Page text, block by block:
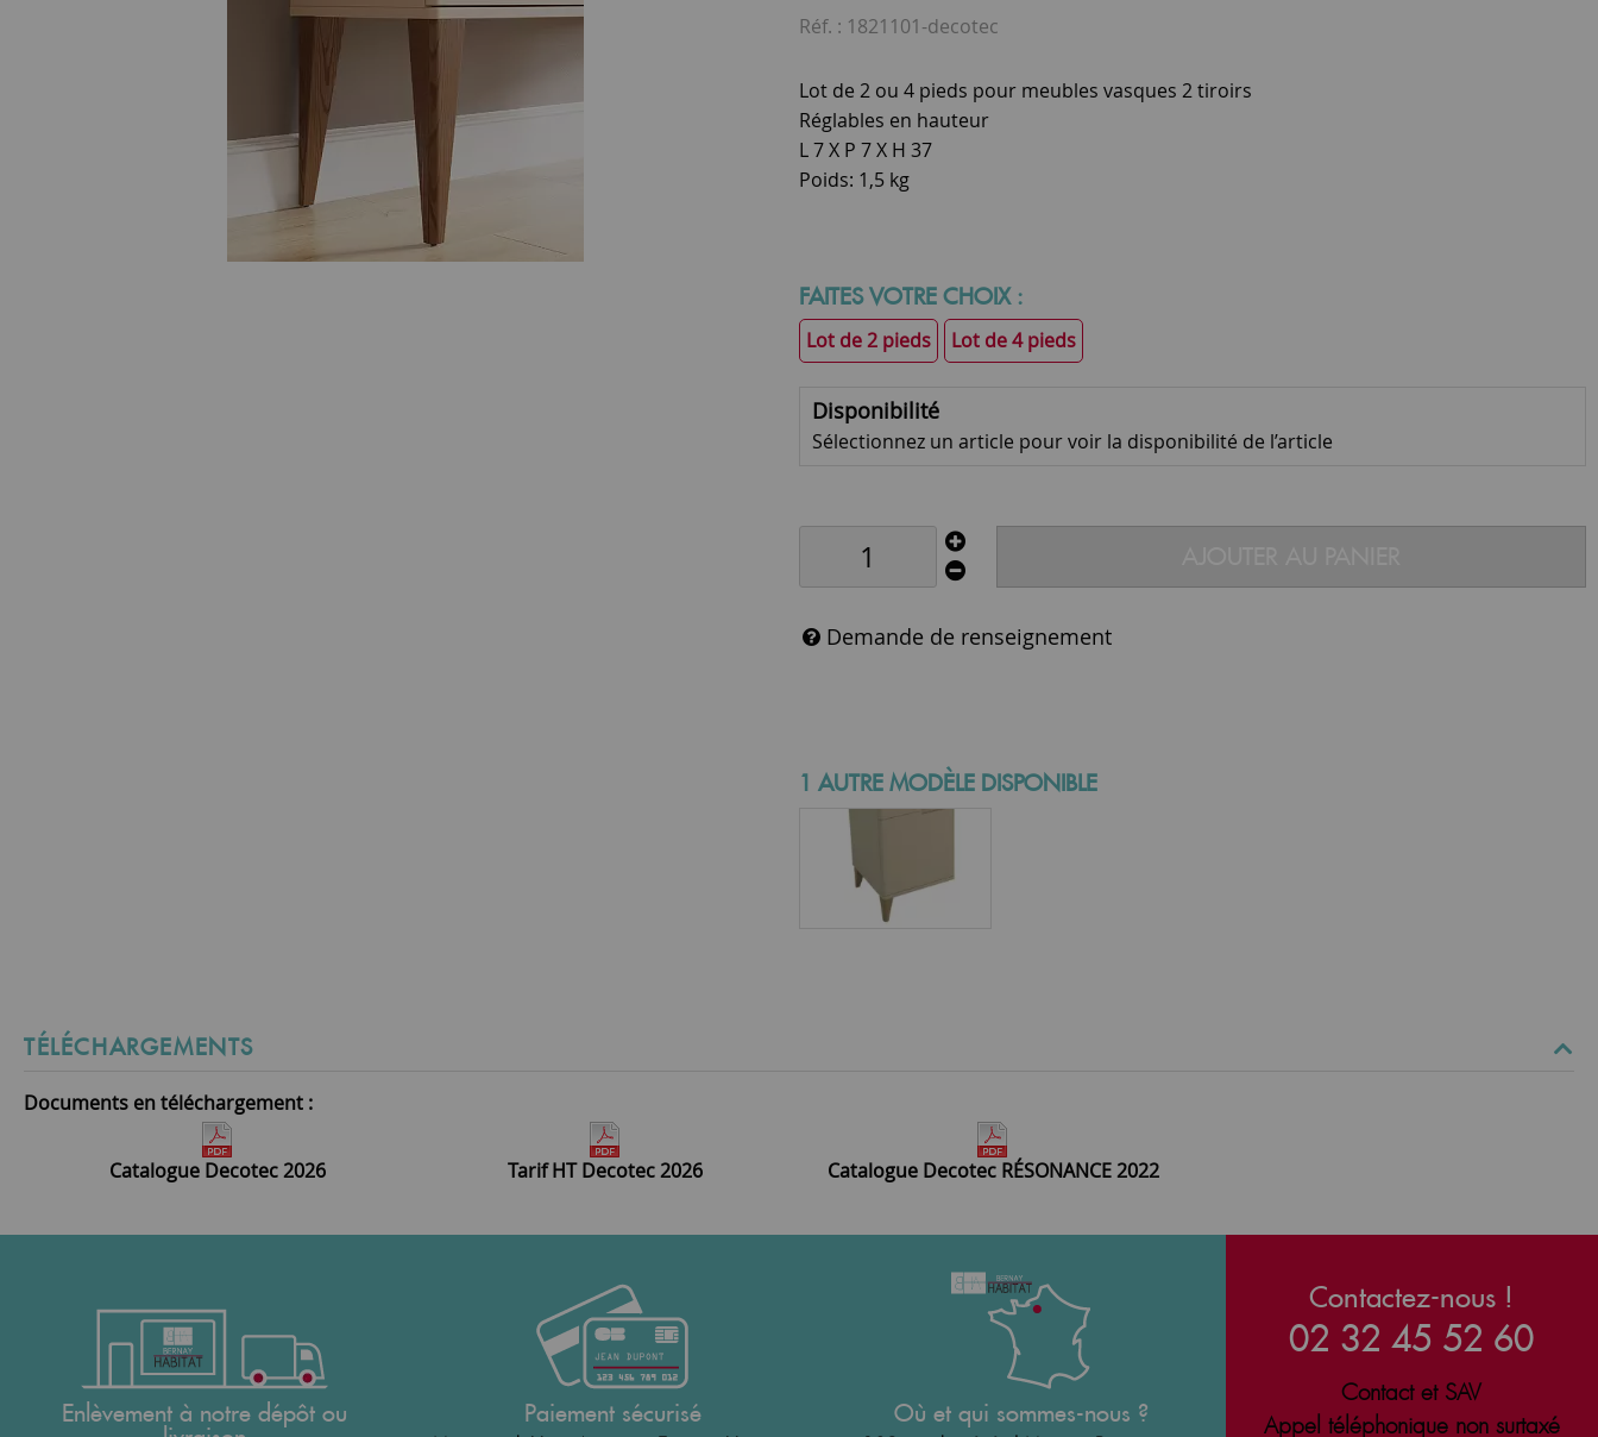
Réf. : 1821101-decotec
Lot de 2 ou 4 pieds pour meubles vasques 2 tiroirs
Réglables en hauteur
L 7 X P 7 X H 37
Poids: 1,5 kg
FAITES VOTRE CHOIX :
Lot de 2 pieds Lot de 4 pieds
Disponibilité
Sélectionnez un article pour voir la disponibilité de l’article
Demande de renseignement
1 AUTRE MODÈLE DISPONIBLE
TÉLÉCHARGEMENTS
Documents en téléchargement :
Catalogue Decotec 2026 Tarif HT Decotec 2026 Catalogue Decotec RÉSONANCE 2022
Enlèvement à notre dépôt ou
Paiement sécurisé Où et qui sommes-nous ?
Contactez-nous !
02 32 45 52 60
Contact et SAV
Appel téléphonique non surtaxé